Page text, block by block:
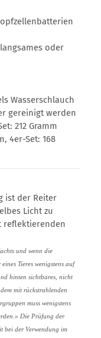
oder
Wasserschlauch
gereinigt werden
212 Gramm
4er-Set: 168
ist der Reiter
Licht zu
reflektierenden
und wenn die
Tieres wenigstens auf
hinten sichtbares, nicht
mit rückstrahlenden
muss wenigstens
Die Prüfung der
bei der Verwendung im